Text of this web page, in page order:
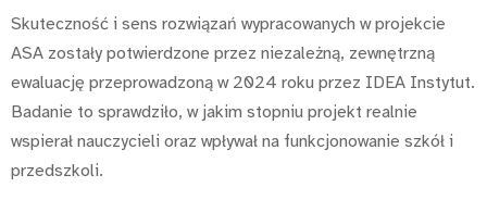
Skuteczność i sens rozwiązań wypracowanych w projekcie
ASA zostały potwierdzone przez niezależną, zewnętrzną
ewaluację przeprowadzoną w 2024 roku przez IDEA Instytut.
Badanie to sprawdziło, w jakim stopniu projekt realnie
wspierał nauczycieli oraz wpływał na funkcjonowanie szkół i
przedszkoli.